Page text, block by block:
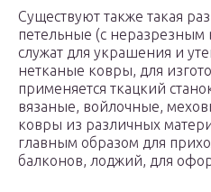
Существуют также такая
петельные (с
служат для украшения и
нетканые ковры, для
применяется ткацкий
вязаные, войлочные,
ковры из различных
главным образом для
балконов, лоджий, для